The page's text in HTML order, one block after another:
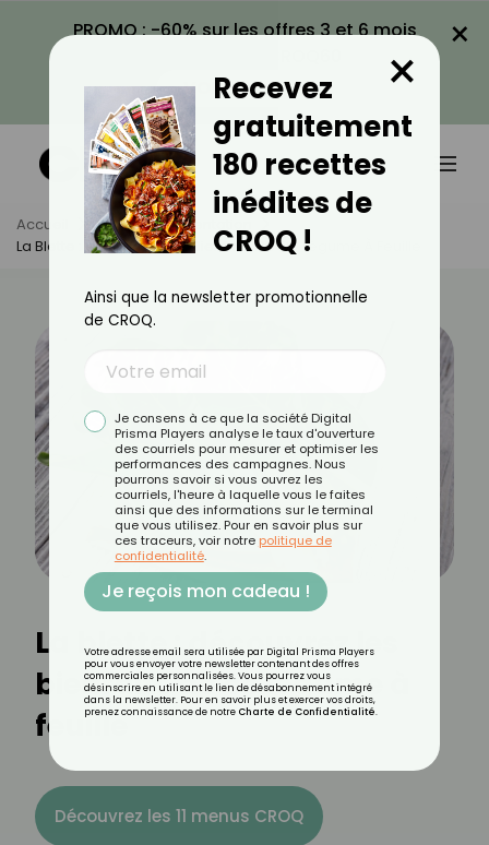
PROMO : -60% sur les offres 3 et 6 mois
VOIR LA PROMO
×
Accueil Actus
Alimentation
La Blette : Découvrez Les Bienfaits De Ce Légume À Feuille
La blette : découvrez les
bienfaits de ce légume à
feuille
Découvrez les 11 menus CROQ
Recevez
gratuitement
180 recettes
inédites de
CROQ !
×
Ainsi que la newsletter promotionnelle
de CROQ.
Je consens à ce que la société Digital
Prisma Players analyse le taux d'ouverture
des courriels pour mesurer et optimiser les
performances des campagnes. Nous
pourrons savoir si vous ouvrez les
courriels, l'heure à laquelle vous le faites
ainsi que des informations sur le terminal
que vous utilisez. Pour en savoir plus sur
ces traceurs, voir notre politique de
confidentialité.
Je reçois mon cadeau !
Votre adresse email sera utilisée par Digital Prisma Players
pour vous envoyer votre newsletter contenant des offres
commerciales personnalisées. Vous pourrez vous
désinscrire en utilisant le lien de désabonnement intégré
dans la newsletter. Pour en savoir plus et exercer vos droits,
prenez connaissance de notre Charte de Confidentialité.